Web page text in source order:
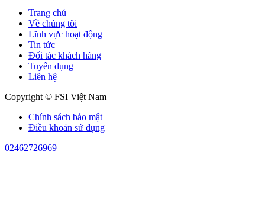
Trang chủ
Về chúng tôi
Lĩnh vực hoạt động
Tin tức
Đối tác khách hàng
Tuyển dụng
Liên hệ
Copyright © FSI Việt Nam
Chính sách bảo mật
Điều khoản sử dụng
02462726969